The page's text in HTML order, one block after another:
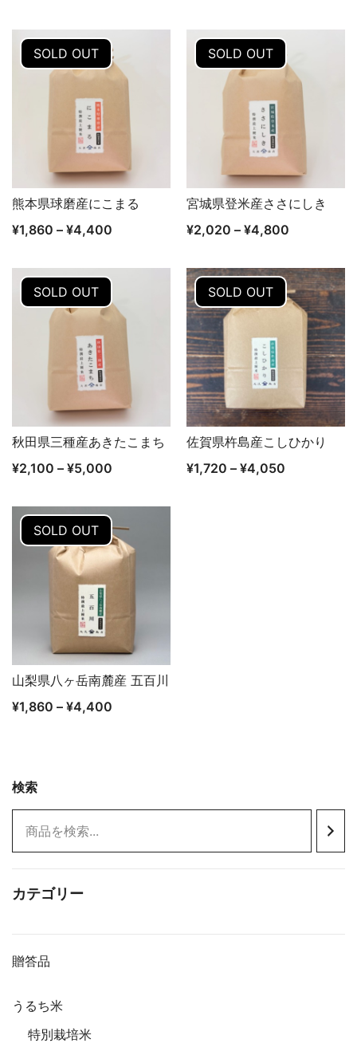
SOLD OUT
クイックビュー
熊本県球磨産にこまる
¥1,860 – ¥4,400
SOLD OUT
クイックビュー
宮城県登米産ささにしき
¥2,020 – ¥4,800
SOLD OUT
クイックビュー
秋田県三種産あきたこまち
¥2,100 – ¥5,000
SOLD OUT
クイックビュー
佐賀県杵島産こしひかり
¥1,720 – ¥4,050
SOLD OUT
クイックビュー
山梨県八ヶ岳南麓産 五百川
¥1,860 – ¥4,400
検索
カテゴリー
贈答品
うるち米
特別栽培米